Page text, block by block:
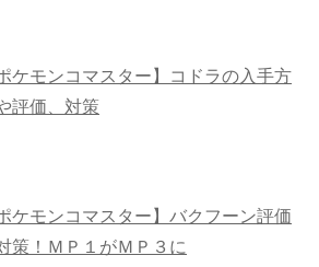
ポケモンコマスター】コドラの入手方
評価、対策
ポケモンコマスター】バクフーン評価
策！ＭＰ１がＭＰ３に